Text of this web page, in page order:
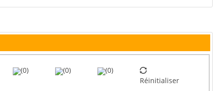
(0) (0)
(0)
Réinitialiser